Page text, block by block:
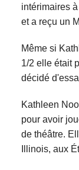
intérimaires
et a reçu un
Même si
1/2 elle était
décidé
Kathleen
pour avoir
de théâtre.
Illinois, aux